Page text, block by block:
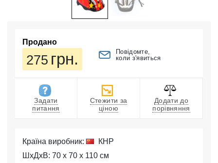
Продано
275 грн.
Повідомте,
коли з'явиться
Задати
питання
Стежити за
ціною
Додати до
порівняння
Країна виробник:
КНР
ШхДхВ: 70 x 70 x 110 см